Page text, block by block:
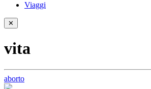
Viaggi
✕
vita
aborto